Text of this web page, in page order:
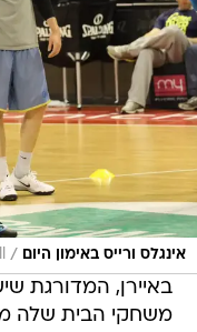
אינגלס ורייס באימון היום /
באיירן, המדורגת
משחקי הבית שלה